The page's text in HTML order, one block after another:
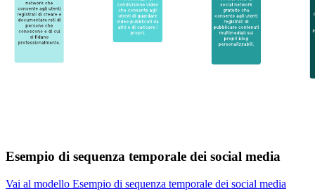
Esempio di sequenza temporale dei social media
Vai al modello Esempio di sequenza temporale dei social media